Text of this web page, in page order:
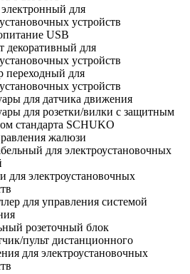
для
устройств
USB
декоративный для
устройств
переходный для
устройств
для датчика движения
для розетки/вилки с защитным
стандарта SCHUKO
жалюзи
для электроустановочных
для электроустановочных
для управления системой
розеточный блок
пульт дистанционного
для электроустановочных